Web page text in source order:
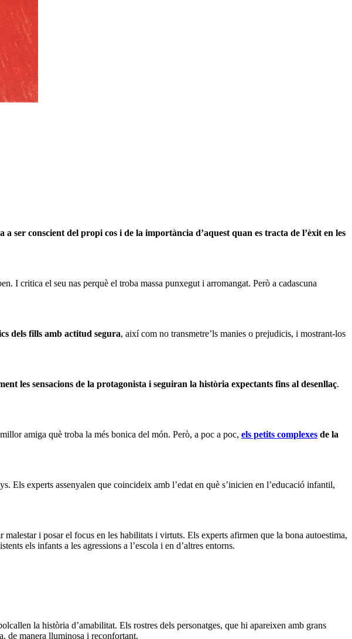
ser conscient del propi cos i de la importància d’aquest quan es tracta de l’èxit en les
I critica el seu nas perquè el troba massa punxegut i arromangat. Però a cadascuna
dels fills amb actitud segura, així com no transmetre’ls manies o prejudicis, i mostrant-los
les sensacions de la protagonista i seguiran la història expectants fins al desenllaç.
amiga què troba la més bonica del món. Però, a poc a poc, els petits complexes de la
Els experts assenyalen que coincideix amb l’edat en què s’inicien en l’educació infantil,
malestar i posar el focus en les habilitats i virtuts. Els experts afirmen que la bona autoestima,
els infants a les agressions a l’escola i en d’altres entorns.
la història d’amabilitat. Els rostres dels personatges, que hi apareixen amb grans
de manera lluminosa i reconfortant.